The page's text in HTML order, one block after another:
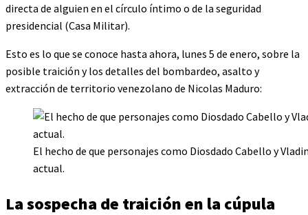
directa de alguien en el círculo íntimo o de la seguridad
presidencial (Casa Militar).
Esto es lo que se conoce hasta ahora, lunes 5 de enero, sobre la
posible traición y los detalles del bombardeo, asalto y
extracción de territorio venezolano de Nicolas Maduro:
El hecho de que personajes como Diosdado Cabello y
actual.
La sospecha de traición en la cúpula